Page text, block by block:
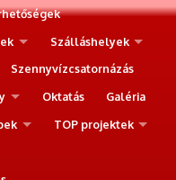
Szálláshelyek
Szennyvízcsatornázás
Oktatás
Galéria
TOP projektek